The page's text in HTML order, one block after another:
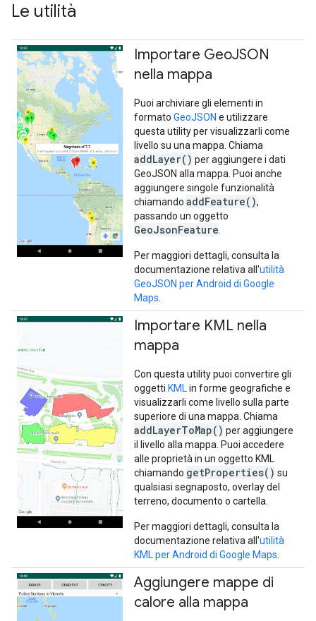
Le utilità
Importare GeoJSON
nella mappa
Puoi archiviare gli elementi in
formato GeoJSON e utilizzare
questa utility per visualizzarli come
livello su una mappa. Chiama
addLayer() per aggiungere i dati
GeoJSON alla mappa. Puoi anche
aggiungere singole funzionalità
chiamando addFeature(),
passando un oggetto
GeoJsonFeature
Per maggiori dettagli, consulta la
documentazione relativa all'utilità
GeoJSON per Android di Google
Maps
Importare KML nella
mappa
Con questa utility puoi convertire gli
oggetti KML in forme geografiche e
visualizzarli come livello sulla parte
superiore di una mappa. Chiama
addLayerToMap() per aggiungere
il livello alla mappa. Puoi accedere
alle proprietà in un oggetto KML
chiamando getProperties() su
qualsiasi segnaposto, overlay del
terreno, documento o cartella.
Per maggiori dettagli, consulta la
documentazione relativa all'utilità
KML per Android di Google Maps
Aggiungere mappe di
calore alla mappa